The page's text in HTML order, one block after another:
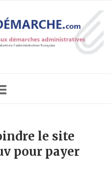
le site
pour payer